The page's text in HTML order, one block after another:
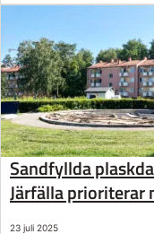
Sandfyllda
Järfälla prioriterar
23 juli 2025